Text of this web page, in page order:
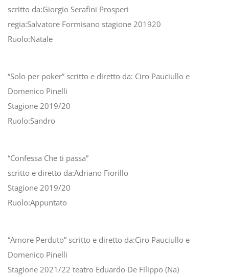
scritto da:Giorgio Serafini Prosperi
regia:Salvatore Formisano stagione 201920
Ruolo:Natale
“Solo per poker” scritto e diretto da: Ciro Pauciullo e
Domenico Pinelli
Stagione 2019/20
Ruolo:Sandro
“Confessa Che ti passa”
scritto e diretto da:Adriano Fiorillo
Stagione 2019/20
Ruolo:Appuntato
“Amore Perduto” scritto e diretto da:Ciro Pauciullo e
Domenico Pinelli
Stagione 2021/22 teatro Eduardo De Filippo (Na)